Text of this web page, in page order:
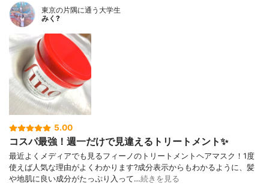
東京の片隅に通う大学生
みく?
5.00
コスパ最強！週一だけで見違えるトリートメント✨
最近よくメディアでも見るフィーノのトリートメントヘアマスク！1度
使えば人気な理由がよくわかります?成分表示からもわかるように、髪
や地肌に良い成分がたっぷり入って…続きを見る